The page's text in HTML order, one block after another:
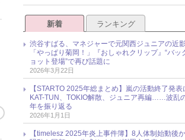
新着 ランキング
渋谷すばる、マネジャーで元関西ジュニアの近
「やっぱり菊岡！」『おしゃれクリップ』“バッ
ョット登場”で再び話題に
2026年3月22日
【STARTO 2025年総まとめ】嵐の活動終了発表
KAT-TUN、TOKIO解散、ジュニア再編……波乱
年を振り返る
2026年1月1日
【timelesz 2025年炎上事件簿】8人体制始動後